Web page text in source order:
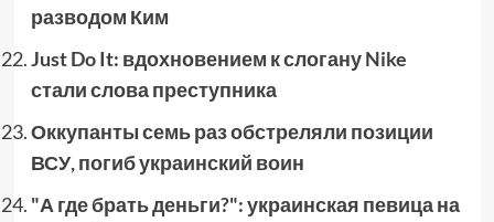
разводом Ким
Just Do It: вдохновением к слогану Nike
стали слова преступника
Оккупанты семь раз обстреляли позиции
ВСУ, погиб украинский воин
"А где брать деньги?": украинская певица на